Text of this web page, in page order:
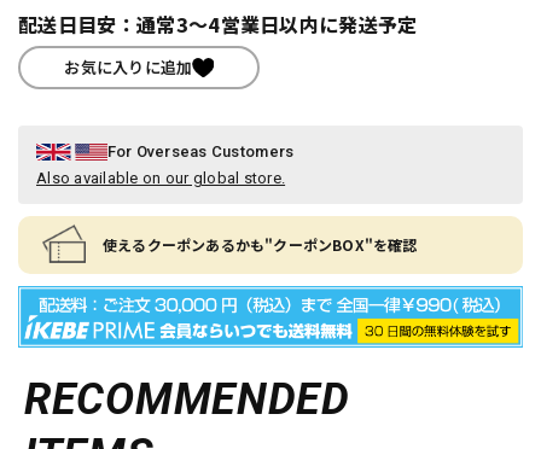
配送日目安：通常3～4営業日以内に発送予定
お気に入りに追加
For Overseas Customers
Also available on our global store.
使えるクーポンあるかも"クーポンBOX"を確認
RECOMMENDED